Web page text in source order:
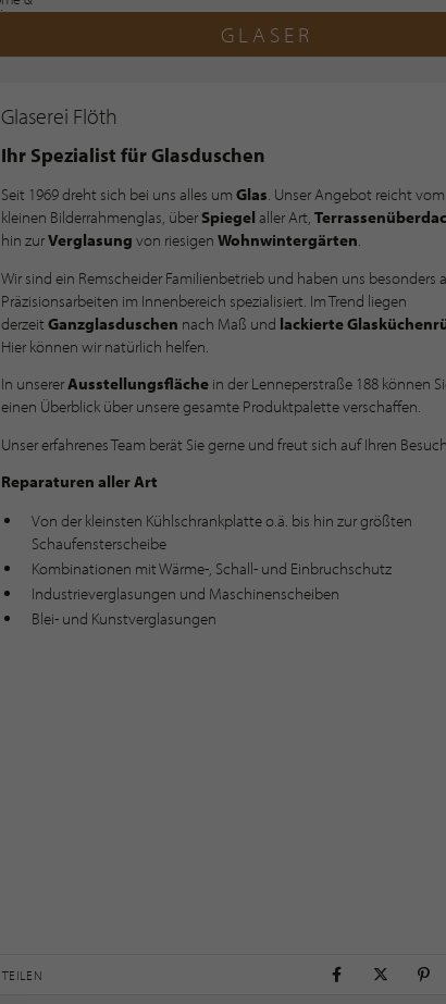
GLASER
Glaserei Flöth
Ihr Spezialist für Glasduschen
Seit 1969 dreht sich bei uns alles um Glas. Unser Angebot reicht vom
kleinen Bilderrahmenglas, über Spiegel aller Art,
hin zurVerglasung von riesigen Wohnwintergärten.
Wir sind ein Remscheider Familienbetrieb und haben uns besonders
Präzisionsarbeiten im Innenbereich spezialisiert. Im Trend liegen
derzeitGanzglasduschen nach Maß und lackierte
Hier können wir natürlich helfen.
In unsererAusstellungsflächein der Lenneperstraße 188 können
einen Überblick über unsere gesamte Produktpalette verschaffen.
Unser erfahrenes Team berät Sie gerne und freut sich auf Ihren Besuch.
Reparaturen aller Art
Von der kleinsten Kühlschrankplatte o.ä. bis hin zur größten
Schaufensterscheibe
Kombinationen mit Wärme-, Schall- und Einbruchschutz
Industrieverglasungen und Maschinenscheiben
Blei- und Kunstverglasungen
TEILEN